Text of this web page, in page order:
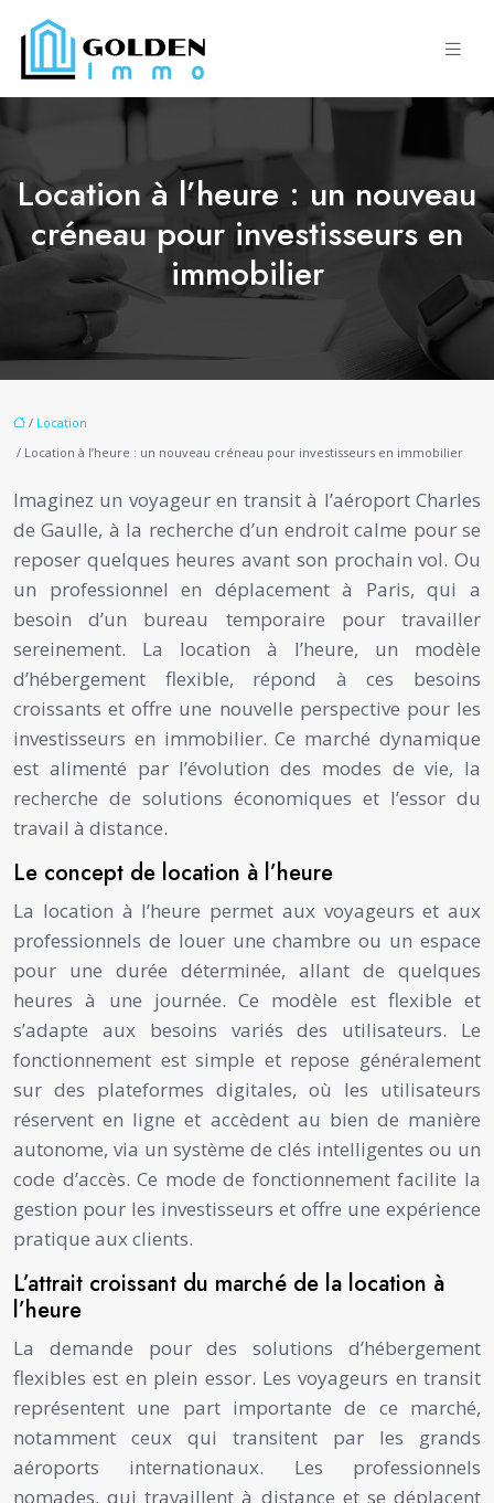
Location à l’heure : un nouveau
créneau pour investisseurs en
immobilier
/ Location
/ Location à l’heure : un nouveau créneau pour investisseurs en immobilier
Imaginez un voyageur en transit à l’aéroport Charles
de Gaulle, à la recherche d’un endroit calme pour se
reposer quelques heures avant son prochain vol. Ou
un professionnel en déplacement à Paris, qui a
besoin d’un bureau temporaire pour travailler
sereinement. La location à l’heure, un modèle
d’hébergement flexible, répond à ces besoins
croissants et offre une nouvelle perspective pour les
investisseurs en immobilier. Ce marché dynamique
est alimenté par l’évolution des modes de vie, la
recherche de solutions économiques et l’essor du
travail à distance.
Le concept de location à l’heure
La location à l’heure permet aux voyageurs et aux
professionnels de louer une chambre ou un espace
pour une durée déterminée, allant de quelques
heures à une journée. Ce modèle est flexible et
s’adapte aux besoins variés des utilisateurs. Le
fonctionnement est simple et repose généralement
sur des plateformes digitales, où les utilisateurs
réservent en ligne et accèdent au bien de manière
autonome, via un système de clés intelligentes ou un
code d’accès. Ce mode de fonctionnement facilite la
gestion pour les investisseurs et offre une expérience
pratique aux clients.
L’attrait croissant du marché de la location à
l’heure
La demande pour des solutions d’hébergement
flexibles est en plein essor. Les voyageurs en transit
représentent une part importante de ce marché,
notamment ceux qui transitent par les grands
aéroports internationaux. Les professionnels
nomades, qui travaillent à distance et se déplacent